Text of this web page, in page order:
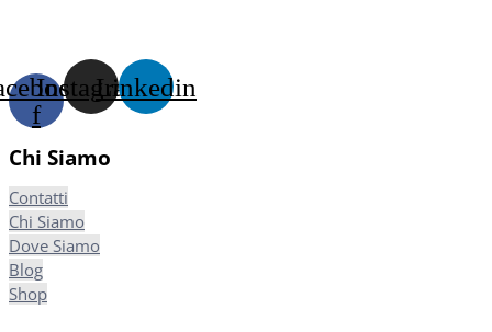
f
InstagramLinkedin
Chi Siamo
Contatti
Chi Siamo
Dove Siamo
Blog
Shop